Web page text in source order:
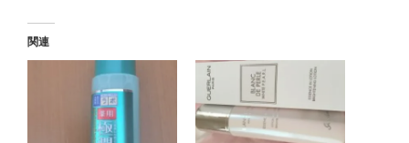
み
中…
関連